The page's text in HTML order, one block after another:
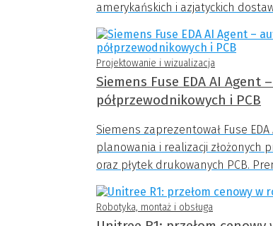
amerykańskich i azjatyckich
Projektowanie i wizualizacja
Siemens Fuse EDA AI
półprzewodnikowych i PCB
Siemens zaprezentował Fuse
planowania i realizacji złożonych
oraz płytek drukowanych PCB.
Robotyka, montaż i obsługa